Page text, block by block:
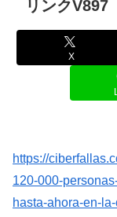
リンクV897
X
https://
120-000-
hasta-ahora-en-